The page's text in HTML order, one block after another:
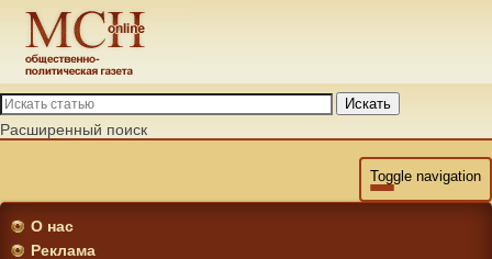
Искать
Расширенный поиск
Toggle navigation
О нас
Реклама